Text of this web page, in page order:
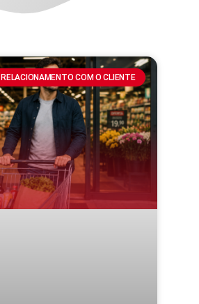
RELACIONAMENTO COM O CLIENTE